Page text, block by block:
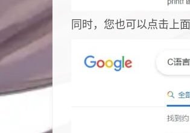
同时，您也可以点击上